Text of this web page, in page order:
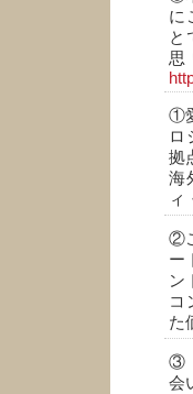
に
と
①
ロ
拠
海
ィ
②
ー
ン
コ
た
③
会